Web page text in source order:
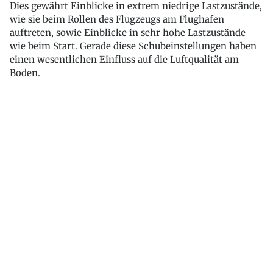
Dies gewährt Einblicke in extrem niedrige Lastzustände,
wie sie beim Rollen des Flugzeugs am Flughafen
auftreten, sowie Einblicke in sehr hohe Lastzustände
wie beim Start. Gerade diese Schubeinstellungen haben
einen wesentlichen Einfluss auf die Luftqualität am
Boden.